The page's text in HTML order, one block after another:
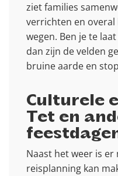
ziet families
verrichten en
wegen. Ben je te
dan zijn de velden
bruine aarde en
Culturele
Tet en
Naast het weer is
reisplanning kan